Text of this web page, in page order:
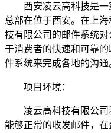
西安凌云高科技是一
总部在位于西安。在上
技有限公司的邮件系统
于消费者的快速和可靠
件系统来完成各地的沟通
项目环境：
凌云高科技有限公司我
能够正常的收发邮件，在